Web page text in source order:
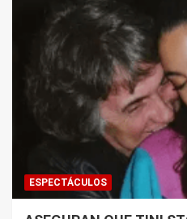
ESPECTÁCULOS